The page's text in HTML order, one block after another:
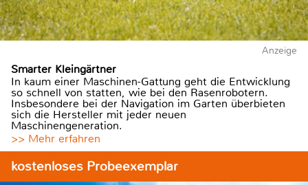
Anzeige
Smarter Kleingärtner
In kaum einer Maschinen-Gattung geht die Entwicklung
so schnell von statten, wie bei den Rasenrobotern.
Insbesondere bei der Navigation im Garten überbieten
sich die Hersteller mit jeder neuen
Maschinengeneration.
>> Mehr erfahren
kostenloses Probeexemplar